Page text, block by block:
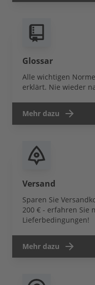
Glossar
Alle wichtigen
erklärt. Nie wieder
Mehr dazu
Versand
Sparen Sie
200 € - erfahren Sie
Lieferbedingungen!
Mehr dazu